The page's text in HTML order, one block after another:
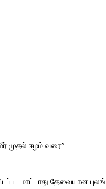
முதல் ஈழம் வரை”
மாட்டாது தேவையான